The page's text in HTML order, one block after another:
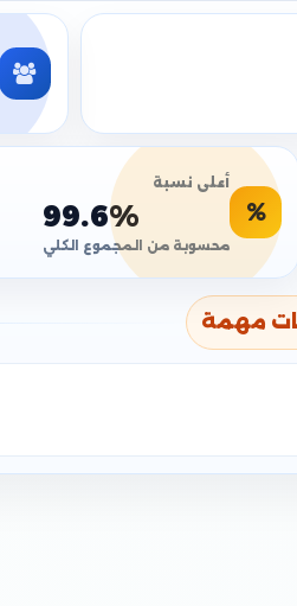
أعلى نسبة
99.6%
محسوبة من المجموع الكلي
مهمة